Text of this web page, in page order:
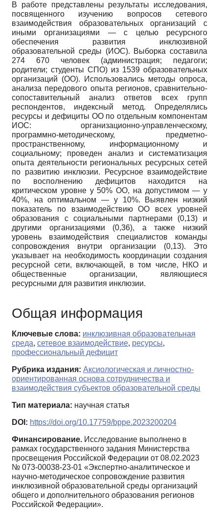
В работе представлены результаты исследования,
посвященного изучению вопросов сетевого
взаимодействия образовательных организаций с
иными организациями — с целью ресурсного
обеспечения развития инклюзивной
образовательной среды (ИОС). Выборка составила
274 670 человек (администрация; педагоги;
родители; студенты СПО) из 1539 образовательных
организаций (ОО). Использовались методы опроса,
анализа передового опыта регионов, сравнительно-
сопоставительный анализ ответов всех групп
респондентов, индексный метод. Определялись
ресурсы и дефициты ОО по отдельным компонентам
ИОС: организационно-управленческому,
программно-методическому, предметно-
пространственному, информационному и
социальному; проведен анализ и систематизация
опыта деятельности региональных ресурсных сетей
по развитию инклюзии. Ресурсное взаимодействие
по восполнению дефицитов находится на
критическом уровне у 50% ОО, на допустимом — у
40%, на оптимальном — у 10%. Выявлен низкий
показатель по взаимодействию ОО всех уровней
образования с социальными партнерами (0,13) и
другими организациями (0,36), а также низкий
уровень взаимодействия специалистов команды
сопровождения внутри организации (0,13). Это
указывает на необходимость координации создания
ресурсной сети, включающей, в том числе, НКО и
общественные организации, являющиеся
ресурсными для развития инклюзии.
Общая информация
Ключевые слова: инклюзивная образовательная
среда, сетевое взаимодействие, ресурсы,
профессиональный дефицит
Рубрика издания: Аксиологическая и личностно-
ориентированная основа сотрудничества и
взаимодействия субъектов образовательной среды
Тип материала: научная статья
DOI: https://doi.org/10.17759/bppe.2023200204
Финансирование. Исследование выполнено в
рамках государственного задания Министерства
просвещения Российской Федерации от 08.02.2023
№ 073-00038-23-01 «Экспертно-аналитическое и
научно-методическое сопровождение развития
инклюзивной образовательной среды организаций
общего и дополнительного образования регионов
Российской Федерации».